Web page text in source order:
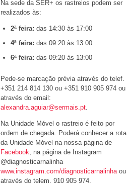
Na sede da SER+ os rastreios podem ser
realizados às:
2ª feira: das 14:30 às 17:00
4ª feira: das 09:20 às 13:00
6ª feira: das 09:20 às 13:00
Pede-se marcação prévia através do telef.
+351 214 814 130 ou +351 910 905 974 ou
através do email:
alexandra.aguiar@sermais.pt.
Na Unidade Móvel o rastreio é feito por
ordem de chegada. Poderá conhecer a rota
da Unidade Móvel na nossa página de
Facebook, na página de Instagram
@diagnosticarnalinha
www.instagram.com/diagnosticarnalinhaou
através do telem. 910 905 974.